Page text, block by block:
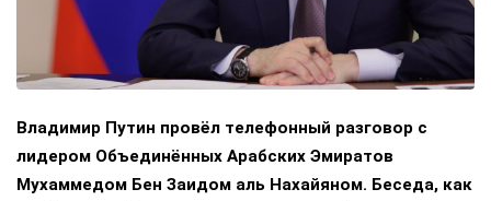
Владимир Путин провёл телефонный разговор с
лидером Объединённых Арабских Эмиратов
Мухаммедом Бен Заидом аль Нахайяном. Беседа, как